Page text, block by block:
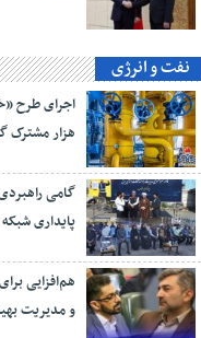
نفت و انرژی
هزار مشترک
گامی
پایداری شبکه
هم‌افزایی
و مدیریت